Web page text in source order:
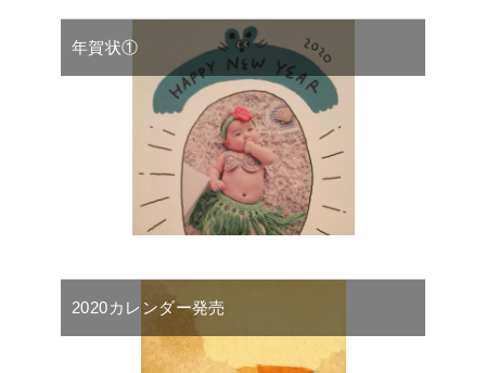
年賀状①
2020カレンダー発売